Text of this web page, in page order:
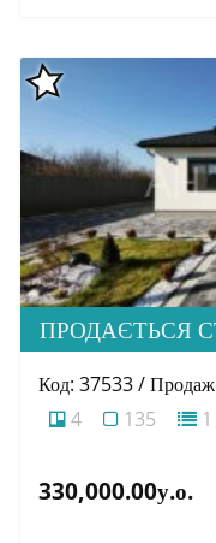
Код: 37533 / Продаж
4
135 1
330,000.00у.о.